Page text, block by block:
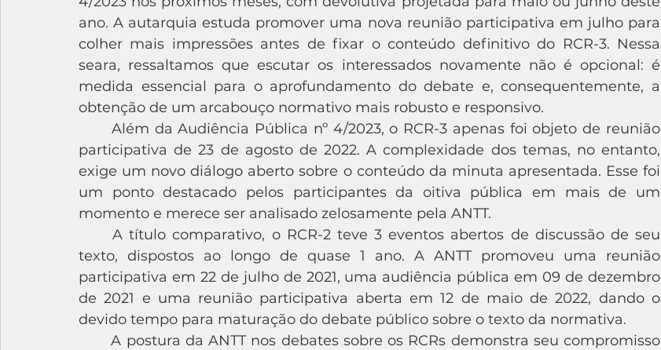
ano. A autarquia estuda promover uma nova reunião participativa em julho para
colher mais impressões antes de fixar o conteúdo definitivo do RCR-3. Nessa
seara, ressaltamos que escutar os interessados novamente não é opcional: é
medida essencial para o aprofundamento do debate e, consequentemente, a
obtenção de um arcabouço normativo mais robusto e responsivo.
participativa de 23 de agosto de 2022. A complexidade dos temas, no entanto,
exige um novo diálogo aberto sobre o conteúdo da minuta apresentada. Esse foi
um ponto destacado pelos participantes da oitiva pública em mais de um
momento e merece ser analisado zelosamente pela ANTT.
	A título comparativo, o RCR-2 teve 3 eventos abertos de discussão de seu
texto, dispostos ao longo de quase 1 ano. A ANTT promoveu uma reunião
participativa em 22 de julho de 2021, uma audiência pública em 09 de dezembro
de 2021 e uma reunião participativa aberta em 12 de maio de 2022, dando o
devido tempo para maturação do debate público sobre o texto da normativa.
	A postura da ANTT nos debates sobre os RCRs demonstra seu compromisso